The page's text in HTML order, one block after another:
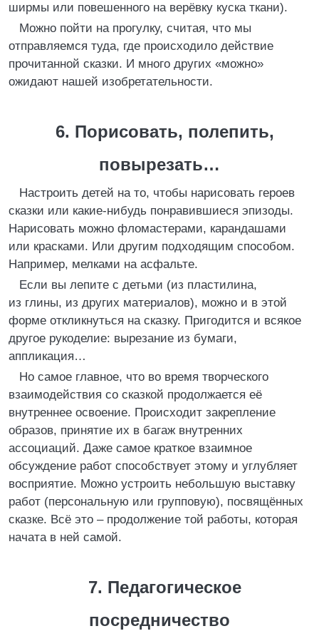
ширмы или повешенного на верёвку куска ткани).
Можно пойти на прогулку, считая, что мы
отправляемся туда, где происходило действие
прочитанной сказки. И много других «можно»
ожидают нашей изобретательности.
6. Порисовать, полепить,
повырезать…
Настроить детей на то, чтобы нарисовать героев
сказки или какие-нибудь понравившиеся эпизоды.
Нарисовать можно фломастерами, карандашами
или красками. Или другим подходящим способом.
Например, мелками на асфальте.
Если вы лепите с детьми (из пластилина,
из глины, из других материалов), можно и в этой
форме откликнуться на сказку. Пригодится и всякое
другое рукоделие: вырезание из бумаги,
аппликация…
Но самое главное, что во время творческого
взаимодействия со сказкой продолжается её
внутреннее освоение. Происходит закрепление
образов, принятие их в багаж внутренних
ассоциаций. Даже самое краткое взаимное
обсуждение работ способствует этому и углубляет
восприятие. Можно устроить небольшую выставку
работ (персональную или групповую), посвящённых
сказке. Всё это – продолжение той работы, которая
начата в ней самой.
7. Педагогическое
посредничество